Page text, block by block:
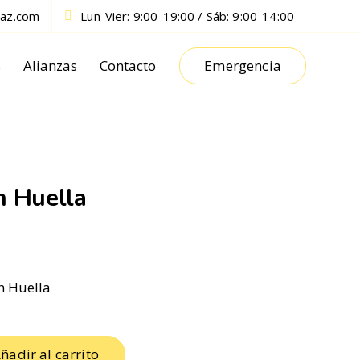
Lun-Vier: 9:00-19:00 / Sáb: 9:00-14:00
Alianzas Contacto Emergencia
Huella
Huella
al carrito